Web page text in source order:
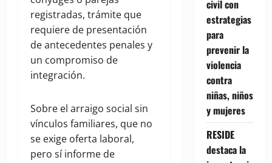
registradas, trámite que
requiere de presentación
de antecedentes penales y
un compromiso de
integración.
Sobre el arraigo social sin
vínculos familiares, que no
se exige oferta laboral,
pero sí informe de
civil con
estrategias
para
prevenir la
violencia
contra
niñas, niños
y mujeres
RESIDE
destaca la